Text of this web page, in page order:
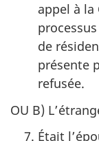
appel à la
de
présente
refusée.
OU B)
Était